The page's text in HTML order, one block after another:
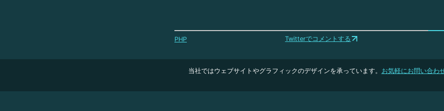
PHP Twitterでコメントする
当社ではウェブサイトやグラフィックのデザインを承っています。 お気軽にお問い合わ